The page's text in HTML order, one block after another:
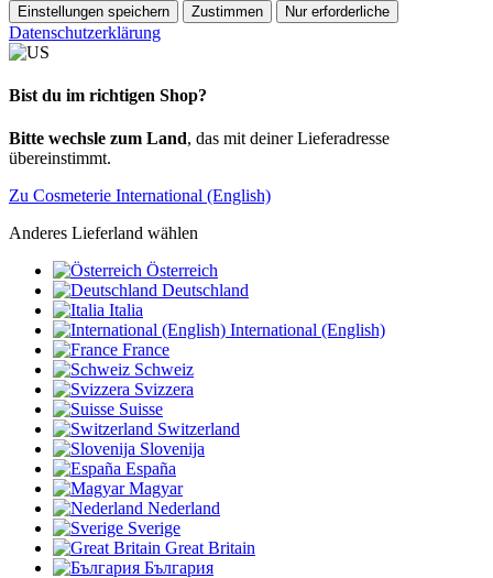
Einstellungen speichern Zustimmen Nur erforderliche
Datenschutzerklärung
Bist du im richtigen Shop?
Bitte wechsle zum Land, das mit deiner Lieferadresse
übereinstimmt.
Zu Cosmeterie International (English)
Anderes Lieferland wählen
Österreich
Deutschland
Italia
International (English)
France
Schweiz
Svizzera
Suisse
Switzerland
Slovenija
España
Magyar
Nederland
Sverige
Great Britain
България